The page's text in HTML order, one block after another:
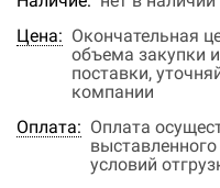
Цена: Окончательная
объема закупки
поставки,
компании
Оплата: Оплата
выставленного
условий